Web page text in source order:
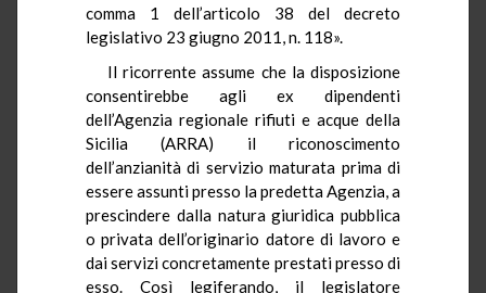
comma 1 dell’articolo 38 del decreto
legislativo 23 giugno 2011, n. 118».
Il ricorrente assume che la disposizione
consentirebbe agli ex dipendenti
dell’Agenzia regionale rifiuti e acque della
Sicilia (ARRA) il riconoscimento
dell’anzianità di servizio maturata prima di
essere assunti presso la predetta Agenzia, a
prescindere dalla natura giuridica pubblica
o privata dell’originario datore di lavoro e
dai servizi concretamente prestati presso di
esso. Così legiferando, il legislatore